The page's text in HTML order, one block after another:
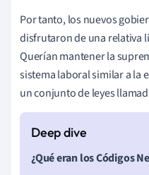
Por tanto, los nuevos
disfrutaron de una relativa
Querían mantener la
sistema laboral similar a la
un conjunto de leyes
¿Qué eran los Códigos